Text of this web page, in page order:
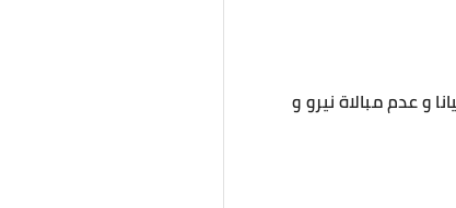
و عدم مبالاة نيرو و